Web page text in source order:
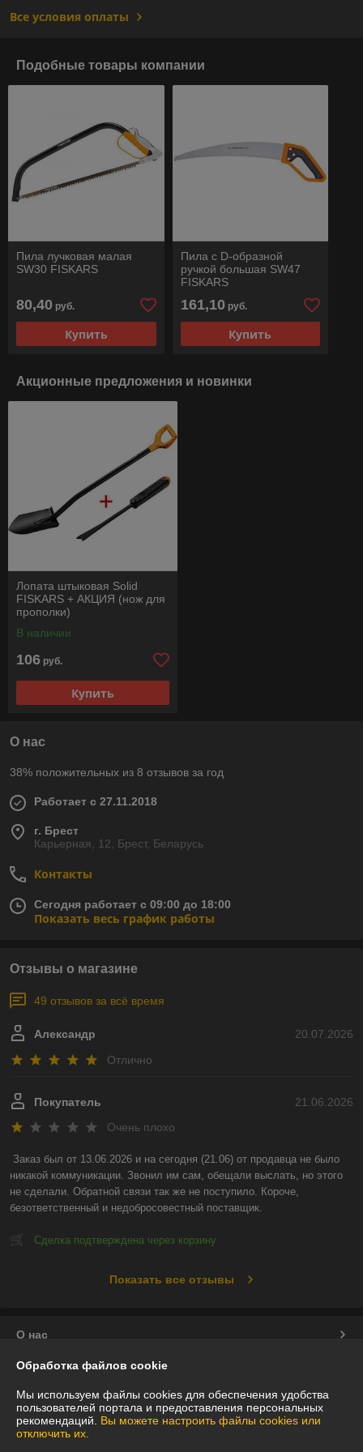
Все условия оплаты
Подобные товары компании
Пила лучковая малая
SW30 FISKARS
80,40 руб.
Купить
Пила с D-образной
ручкой большая SW47
FISKARS
161,10 руб.
Купить
Акционные предложения и новинки
Лопата штыковая Solid
FISKARS + АКЦИЯ (нож для
прополки)
В наличии
106 руб.
Купить
О нас
38% положительных из 8 отзывов за год
Работает с 27.11.2018
г. Брест
Карьерная, 12, Брест, Беларусь
Контакты
Сегодня работает с 09:00 до 18:00
Показать весь график работы
Отзывы о магазине
49 отзывов за всё время
20.07.2026
Александр
Отлично
21.06.2026
Покупатель
Очень плохо
Заказ был от 13.06.2026 и на сегодня (21.06) от продавца не было
никакой коммуникации. Звонил им сам, обещали выслать, но этого
не сделали. Обратной связи так же не поступило. Короче,
безответственный и недобросовестный поставщик.
Сделка подтверждена через корзину
Показать все отзывы
О нас
Контакты
Доставка и оплата
Обработка файлов cookie
Мы используем файлы cookies для обеспечения удобства
пользователей портала и предоставления персональных
рекомендаций. Вы можете настроить файлы cookies или
отключить их.